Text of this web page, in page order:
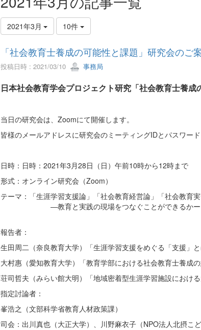
2021年3月 10件
「社会教育士養成の可能性と課題」研究会のご
投稿日時 : 2021/03/10 事務局
日本社会教育学会プロジェクト研究「社会教育士養
当日の研究会は、Zoomにて開催します。
皆様のメールアドレスに研究会のミーティングIDとパスワー
日時：日時：2021年3月28日（日）午前10時から12時まで
形式：オンライン研究会（Zoom）
テーマ：「生涯学習支援論」「社会教育経営論」「社会教育
―教育と実践の現場をつなぐことができるかー
報告者：
生田周二（奈良教育大学）「生涯学習支援をめぐる「支援」と
大村惠（愛知教育大学）「教育学部における社会教育士養成の
荘司哲夫（みらい館大明）「地域密着型生涯学習施設におけ
指定討論者：
峯浩之（文部科学省教育人材政策課）
司会：出川真也（大正大学）、川野麻衣子（NPO法人北摂こ